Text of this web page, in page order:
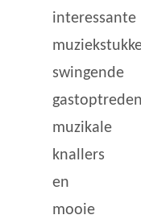
interessante
swingende
muzikale
knallers
en
mooie